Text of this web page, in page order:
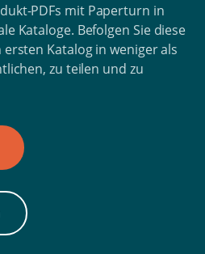
PDFs mit Paperturn in
Kataloge. Befolgen Sie diese
Katalog in weniger als
zu teilen und zu